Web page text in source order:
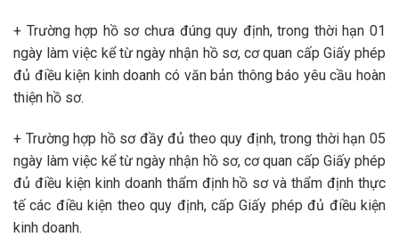
+ Trường hợp hồ sơ chưa đúng quy định, trong thời hạn 01
ngày làm việc kể từ ngày nhận hồ sơ, cơ quan cấp Giấy phép
đủ điều kiện kinh doanh có văn bản thông báo yêu cầu hoàn
thiện hồ sơ.
+ Trường hợp hồ sơ đầy đủ theo quy định, trong thời hạn 05
ngày làm việc kể từ ngày nhận hồ sơ, cơ quan cấp Giấy phép
đủ điều kiện kinh doanh thẩm định hồ sơ và thẩm định thực
tế các điều kiện theo quy định, cấp Giấy phép đủ điều kiện
kinh doanh.